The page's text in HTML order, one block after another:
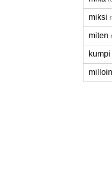
miksi
miten
kumpi
milloin